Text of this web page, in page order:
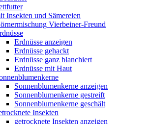
Insekten und Sämereien
Vierbeiner-Freund
Erdnüsse anzeigen
Erdnüsse gehackt
Erdnüsse ganz blanchiert
Erdnüsse mit Haut
Sonnenblumenkerne anzeigen
Sonnenblumenkerne gestreift
Sonnenblumenkerne geschält
Insekten
getrocknete Insekten anzeigen